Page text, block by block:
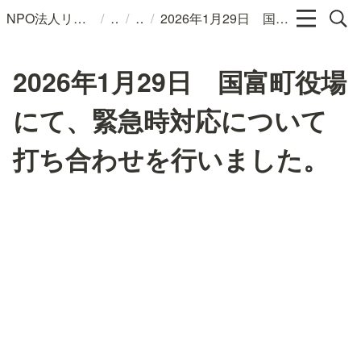
NPO法人リンパカフェ / / / 2026年1月29日 国富町役場にて、緊急時対応について打ち合わせを行いました。
2026年1月29日 国富町役場
にて、緊急時対応について
打ち合わせを行いました。